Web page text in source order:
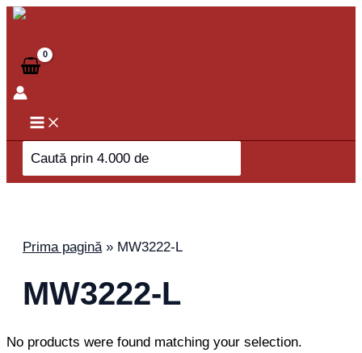
Skip
content
Search
for:
Prima pagină» MW3222-L
MW3222-L
No products were found matching your selection.